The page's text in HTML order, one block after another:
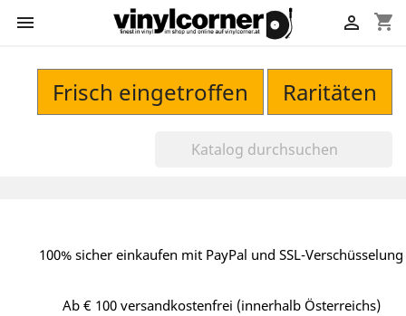
 shopping_cart

Frisch eingetroffen Raritäten
100% sicher einkaufen mit PayPal und SSL-Verschüsselung
Ab € 100 versandkostenfrei (innerhalb Österreichs)